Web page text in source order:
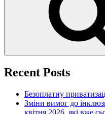
Recent Posts
Безоплатну
Зміни вимог до
квітня 2026, які вже